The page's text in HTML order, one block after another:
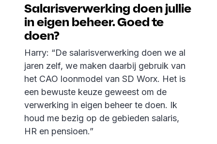
Salarisverwerking doen jullie
in eigen beheer. Goed te
doen?
Harry: “De salarisverwerking doen we al
jaren zelf, we maken daarbij gebruik van
het CAO loonmodel van SD Worx. Het is
een bewuste keuze geweest om de
verwerking in eigen beheer te doen. Ik
houd me bezig op de gebieden salaris,
HR en pensioen.”